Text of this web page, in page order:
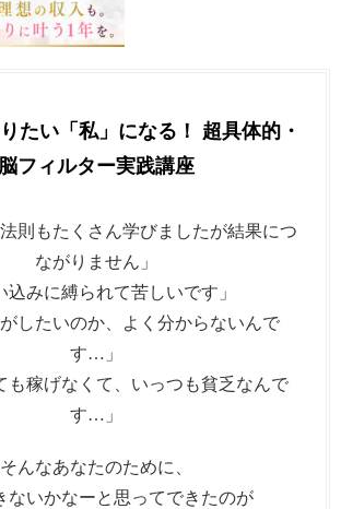
たい「私」になる！ 超具体的・
脳フィルター実践講座
法則もたくさん学びましたが結果につ
ながりません」
込みに縛られて苦しいです」
がしたいのか、よく分からないんで
す…」
も稼げなくて、いっつも貧乏なんで
す…」
そんなあなたのために、
ないかなーと思ってできたのが